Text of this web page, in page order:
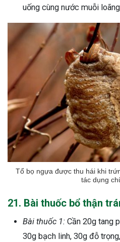
uống cùng nước muỗi
Tổ bọ ngựa được thu hái khi
tác dụng
21. Bài thuốc bổ thận
Bài thuốc 1: Cần 20g tang
30g bạch linh, 30g đỗ